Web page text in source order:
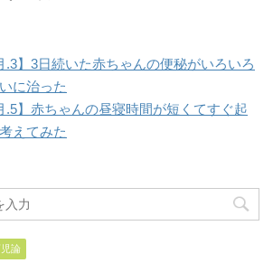
.3】3日続いた赤ちゃんの便秘がいろいろ
に治った
.5】赤ちゃんの昼寝時間が短くてすぐ起
えてみた
論